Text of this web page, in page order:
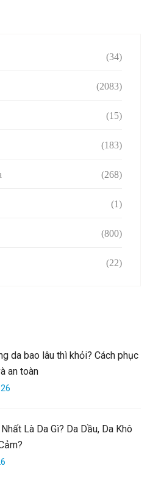
(34)
(2083)
(15)
(183)
(268)
(1)
(800)
(22)
da bao lâu thì khỏi? Cách phục
an toàn
Là Da Gì? Da Dầu, Da Khô